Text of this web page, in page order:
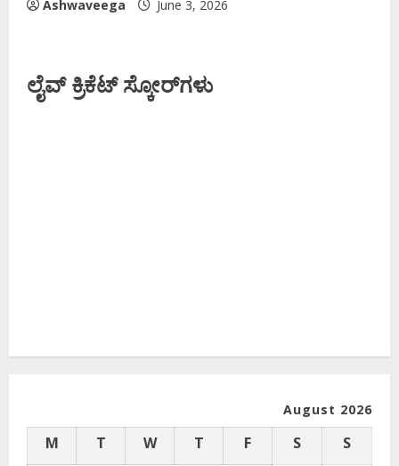
Ashwaveega June 3, 2026
ಲೈವ್ ಕ್ರಿಕೆಟ್ ಸ್ಕೋರ್‌ಗಳು
August 2026
M T W T F S S